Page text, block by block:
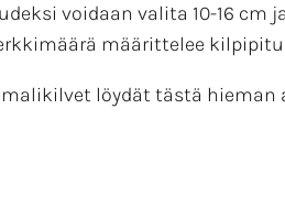
voidaan valita 10-16 cm
määrittelee
löydät tästä hieman